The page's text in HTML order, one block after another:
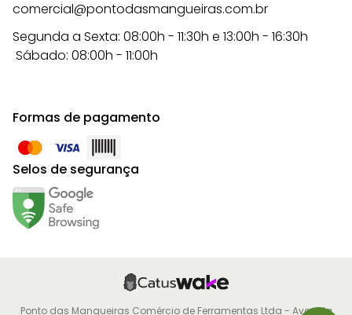
comercial@pontodasmangueiras.com.br
Segunda a Sexta: 08:00h - 11:30h e 13:00h - 16:30h
Sábado: 08:00h - 11:00h
Formas de pagamento
Selos de segurança
Ponto das Mangueiras Comércio de Ferramentas Ltda - Avenida